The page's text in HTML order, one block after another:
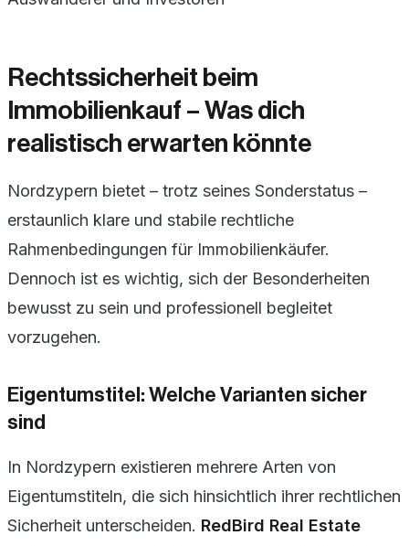
Rechtssicherheit beim
Immobilienkauf – Was dich
realistisch erwarten könnte
Nordzypern bietet – trotz seines Sonderstatus –
erstaunlich klare und stabile rechtliche
Rahmenbedingungen für Immobilienkäufer.
Dennoch ist es wichtig, sich der Besonderheiten
bewusst zu sein und professionell begleitet
vorzugehen.
Eigentumstitel: Welche Varianten sicher
sind
In Nordzypern existieren mehrere Arten von
Eigentumstiteln, die sich hinsichtlich ihrer rechtlichen
Sicherheit unterscheiden. RedBird Real Estate